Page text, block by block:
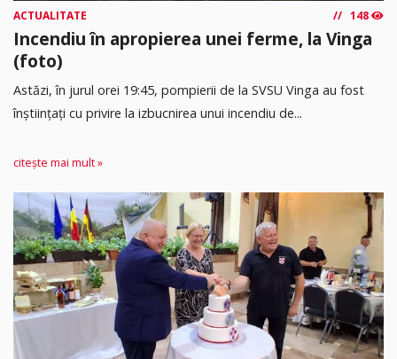
ACTUALITATE 148
Incendiu în apropierea unei ferme, la Vinga
(foto)
Astăzi, în jurul orei 19:45, pompierii de la SVSU Vinga au fost
înștiințați cu privire la izbucnirea unui incendiu de...
citește mai mult »